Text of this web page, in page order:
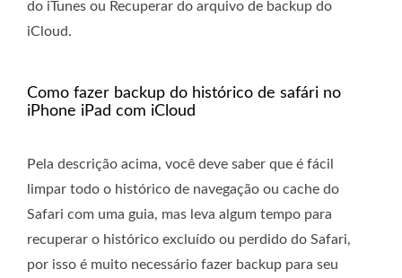
do iTunes ou Recuperar do arquivo de backup do
iCloud.
Como fazer backup do histórico de safári no
iPhone iPad com iCloud
Pela descrição acima, você deve saber que é fácil
limpar todo o histórico de navegação ou cache do
Safari com uma guia, mas leva algum tempo para
recuperar o histórico excluído ou perdido do Safari,
por isso é muito necessário fazer backup para seu